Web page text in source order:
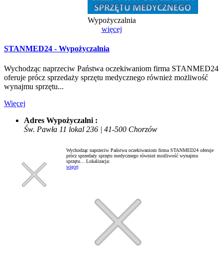
Wypożyczalnia
więcej
STANMED24 - Wypożyczalnia
Wychodząc naprzeciw Państwa oczekiwaniom firma STANMED24
oferuje prócz sprzedaży sprzętu medycznego również możliwość
wynajmu sprzętu...
Więcej
Adres Wypożyczalni :
Św. Pawła 11 lokal 236 | 41-500 Chorzów
Wychodząc naprzeciw Państwa oczekiwaniom firma STANMED24 oferuje
prócz sprzedaży sprzętu medycznego również możliwość wynajmu
sprzętu... Lokalizacja:
więcej